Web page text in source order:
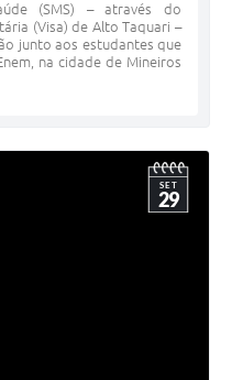
(SMS) – através do
(Visa) de Alto Taquari –
junto aos estudantes que
na cidade de Mineiros
SET
29